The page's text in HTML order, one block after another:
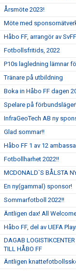
Årsmöte 2023!
Möte med
Håbo FF, arrangör av
Fotbollsfritids, 2022
P10s lagledning lämnar
Tränare på utbildning
Boka in Håbo FF dagen
Spelare på
InfraGeoTech AB ny
Glad sommar!!
Håbo FF 1 av 12
Fotbollharhet 2022!!
MCDONALD`S BÅLSTA
En ny(gammal) sponsor!
Sommarfotboll 2022!!
Äntligen dax! All
Håbo FF, del av UEFA
DAGAB
TILL HÅBO FF
Äntligen